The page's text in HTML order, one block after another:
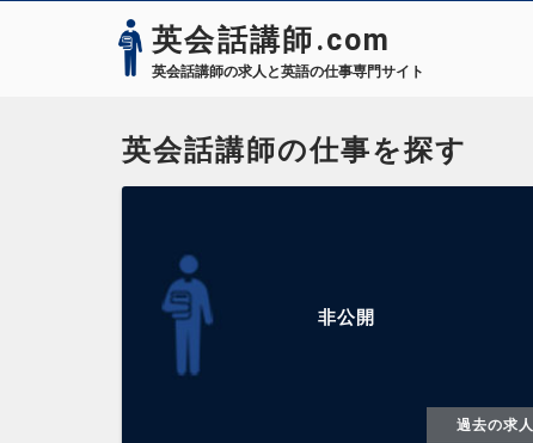
英会話講師.com
英会話講師の求人と英語の仕事専門サイト
英会話講師の仕事を探す
非公開
過去の求人